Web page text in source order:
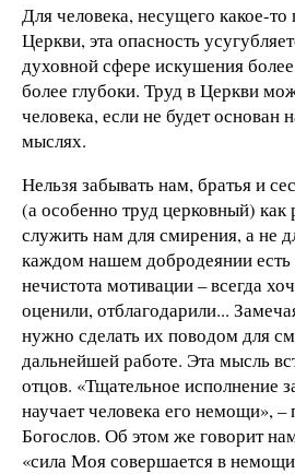
Для человека, несущего какое-
Церкви, эта опасность
духовной сфере искушения
более глубоки. Труд в Церкви
человека, если не будет основан
мыслях.
Нельзя забывать нам, братья и
(а особенно труд церковный)
служить нам для смирения, а не
каждом нашем добродеянии есть
нечистота мотивации – всегда
оценили, отблагодарили...
нужно сделать их поводом для
дальнейшей работе. Эта мысль
отцов. «Тщательное исполнение
научает человека его немощи»,
Богослов. Об этом же говорит
«сила Моя совершается в